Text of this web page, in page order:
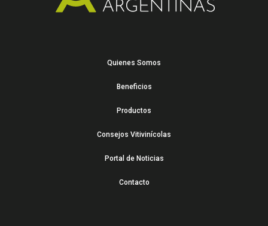
Quienes Somos
Beneficios
Productos
Consejos Vitivinícolas
Portal de Noticias
Contacto